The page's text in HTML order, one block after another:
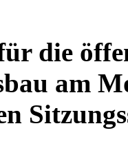
die
am